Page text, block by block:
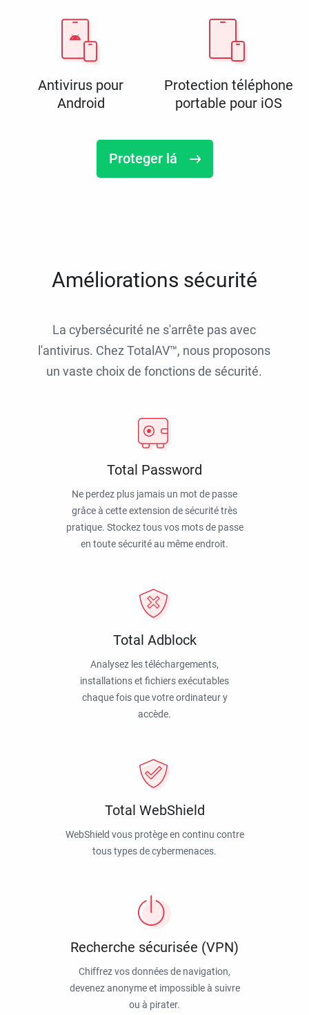
Antivirus pour
Android
Protection téléphone
portable pour iOS
Proteger lá
Améliorations sécurité
La cybersécurité ne s'arrête pas avec
l'antivirus. Chez TotalAV™, nous proposons
un vaste choix de fonctions de sécurité.
Total Password
Ne perdez plus jamais un mot de passe
grâce à cette extension de sécurité très
pratique. Stockez tous vos mots de passe
en toute sécurité au même endroit.
Total Adblock
Analysez les téléchargements,
installations et fichiers exécutables
chaque fois que votre ordinateur y
accède.
Total WebShield
WebShield vous protège en continu contre
tous types de cybermenaces.
Recherche sécurisée (VPN)
Chiffrez vos données de navigation,
devenez anonyme et impossible à suivre
ou à pirater.